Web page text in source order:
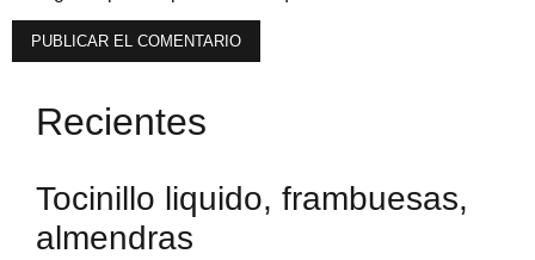
Recientes
Tocinillo liquido, frambuesas,
almendras